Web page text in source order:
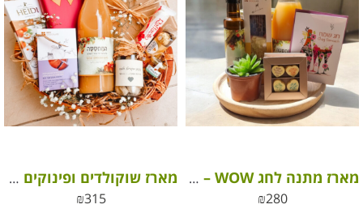
מארז מתנה לחג WOW – מתוקים ועציץ תרומה לקהילה
₪280
מארז שוקולדים ופינוקים גדול
₪315